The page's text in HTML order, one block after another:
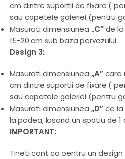
cm dintre suportii de fixare (
sau capetele galeriei (pentru
Masurati dimensiunea „C”de
15-20 cm sub baza pervazului.
Design 3:
Masurati dimensiunea „A”care
cm dintre suportii de fixare (
sau capetele galeriei (pentru
Masurati dimensiunea „D”de la
la podea, lasand un spatiu de
IMPORTANT:
Tineti cont ca pentru un